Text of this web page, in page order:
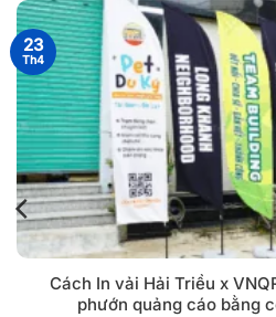
Cách In vải Hải Triều x
phướn quảng cáo bằng
23
Th4